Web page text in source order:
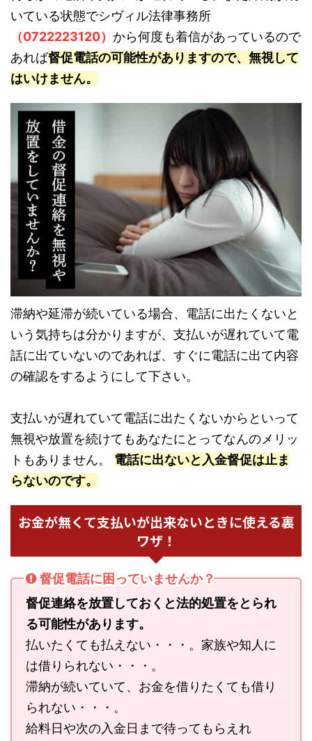
いている状態でシヴィル法律事務所
（0722223120） から何度も着信があっているので
あれば督促電話の可能性がありますので、無視して
はいけません。
滞納や延滞が続いている場合、電話に出たくないと
いう気持ちは分かりますが、支払いが遅れていて電
話に出ていないのであれば、すぐに電話に出て内容
の確認をするようにして下さい。
支払いが遅れていて電話に出たくないからといって
無視や放置を続けてもあなたにとってなんのメリッ
トもありません。 電話に出ないと入金督促は止ま
らないのです。
お金が無くて支払いが出来ないときに使える裏
ワザ！
督促電話に困っていませんか？
督促連絡を放置しておくと法的処置をとられ
る可能性があります。
払いたくても払えない・・・。家族や知人に
は借りられない・・・。
滞納が続いていて、お金を借りたくても借り
られない・・・。
給料日や次の入金日まで待ってもらえれ